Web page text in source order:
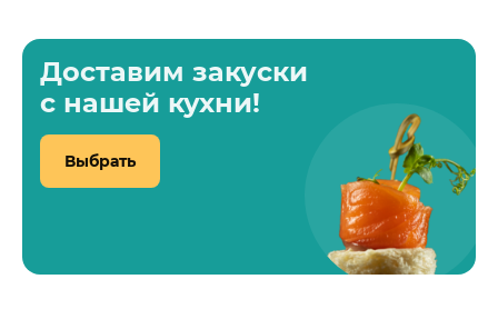
Доставим закуски
с нашей кухни!
Выбрать